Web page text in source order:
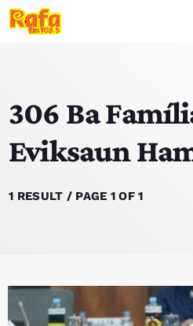
play_arrow OUVIR RAFA
HOME
TOP 15
306 Ba
Eviksaun
1 RESULT / PAGE 1 OF 1